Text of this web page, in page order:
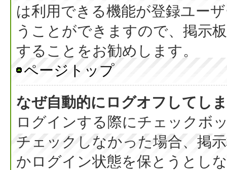
は利用できる機能が登録ユー
うことができますので、掲示
することをお勧めします。
ページトップ
なぜ自動的にログオフしてし
ログインする際にチェックボ
チェックしなかった場合、掲
かログイン状態を保とうとし